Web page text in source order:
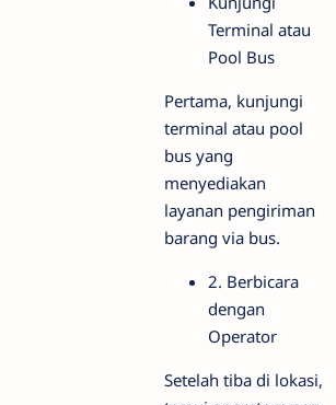
Terminal atau
Pool Bus
Pertama, kunjungi
terminal atau pool
bus yang
menyediakan
layanan pengiriman
barang via bus.
2. Berbicara
dengan
Operator
Setelah tiba di lokasi,